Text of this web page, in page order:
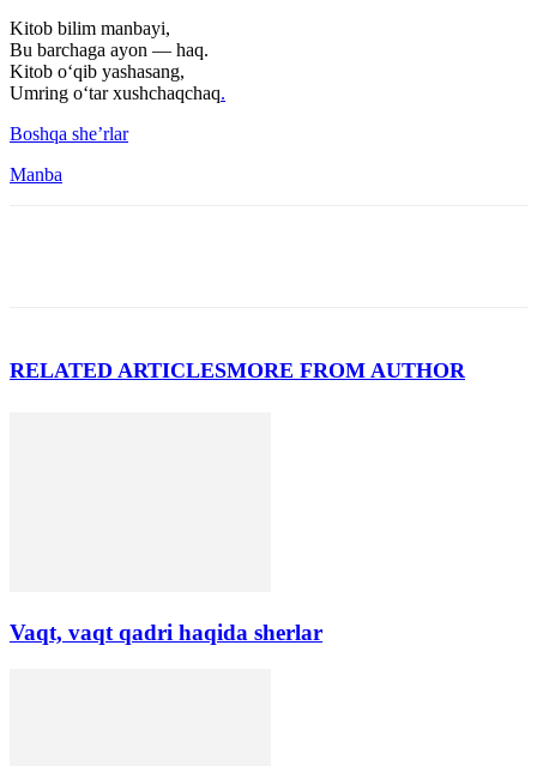
Kitob bilim manbayi,
Bu barchaga ayon — haq.
Kitob o‘qib yashasang,
Umring o‘tar xushchaqchaq.
Boshqa she’rlar
Manba
RELATED ARTICLESMORE FROM AUTHOR
Vaqt, vaqt qadri haqida sherlar